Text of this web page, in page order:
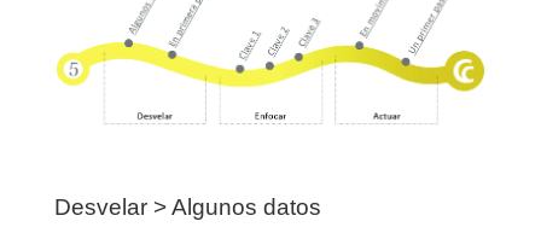
Desvelar > Algunos datos